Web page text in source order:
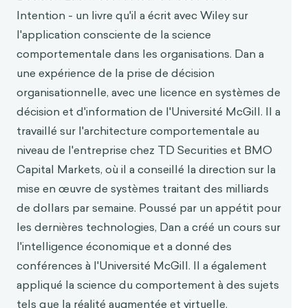
Hershfield, H., Goldstein, D., Sharpe, W., Fox, J.,
Yeykelis, L., Carstensen, L. et Bailenson, J. (2011).
Increasing Saving Behavior Through Age-
Progressed Renderings of the Future Self.JMR,
Journal of Marketing Research,48, S23-S37.
https://doi.org/10.1509/jmkr.48.SPL.S23
Jarzabkowski, P. et Kaplan, S. (2015). Strategy
tools-in-use : Un cadre pour comprendre les
"technologies de la rationalité" dans la pratique.
Strategic ManagementJournal, 36(4),537-558.
https://doi.org/10.1002/
smj.2270
Schoemaker, P. J. H. (1995, 15 janvier). Scenario
Planning : A Tool for Strategic Thinking.
Sloan Management Revie
https://sloanreview.mit.edu/article/scenario-
planning-a-tool-for-strategic-thinking/
Barber, M. (2009). Questioning Scenarios.Journal
Intention - un livre qu'il a écrit avec Wiley sur
l'application consciente de la science
comportementale dans les organisations. Dan a
une expérience de la prise de décision
organisationnelle, avec une licence en systèmes de
décision et d'information de l'Université McGill. Il a
travaillé sur l'architecture comportementale au
niveau de l'entreprise chez TD Securities et BMO
Capital Markets, où il a conseillé la direction sur la
mise en œuvre de systèmes traitant des milliards
de dollars par semaine. Poussé par un appétit pour
les dernières technologies, Dan a créé un cours sur
l'intelligence économique et a donné des
conférences à l'Université McGill. Il a également
appliqué la science du comportement à des sujets
tels que la réalité augmentée et virtuelle.